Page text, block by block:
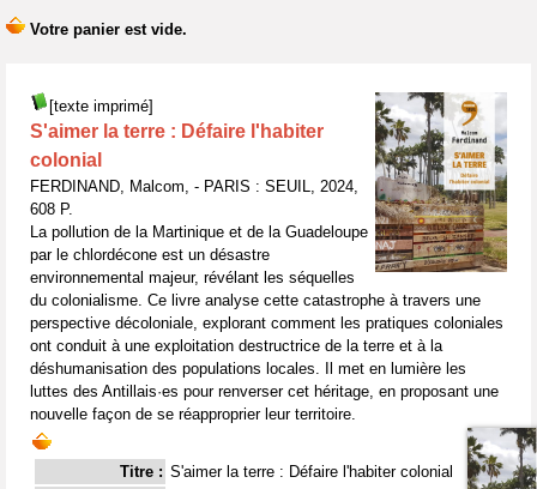
[texte imprimé]
S'aimer la terre : Défaire l'habiter
colonial
FERDINAND, Malcom, - PARIS : SEUIL, 2024,
608 P.
La pollution de la Martinique et de la Guadeloupe
par le chlordécone est un désastre
environnemental majeur, révélant les séquelles
du colonialisme. Ce livre analyse cette catastrophe à travers une
perspective décoloniale, explorant comment les pratiques coloniales
ont conduit à une exploitation destructrice de la terre et à la
déshumanisation des populations locales. Il met en lumière les
luttes des Antillais·es pour renverser cet héritage, en proposant une
nouvelle façon de se réapproprier leur territoire.
Titre : S'aimer la terre : Défaire l'habiter colonial